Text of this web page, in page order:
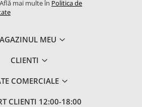
mai multe în Politica de
MEU
CLIENTI
COMERCIALE
CLIENTI 12:00-18:00